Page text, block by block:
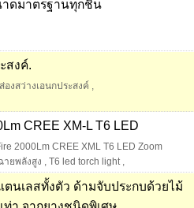
าดมาตรฐานทุกชิ้น
สงค์.
องสว่างเอนกประสงค์ ,
CREE XM-L T6 LED
2000Lm CREE XML T6 LED Zoom
ายพลังสูง , T6 led torch light,
นเลสทั้งตัว ด้ามจับประกบด้วยไม้